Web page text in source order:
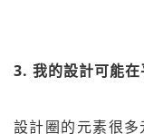
3. 我的設計可能
設計圈的元素很